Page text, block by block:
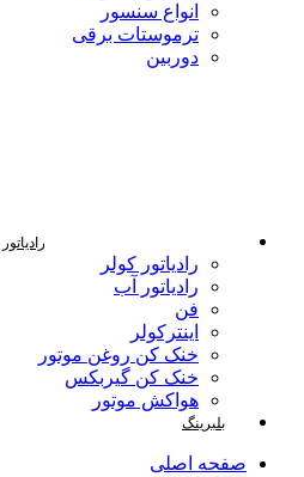
انواع سنسور
ترموستات برقی
دوربین
رادیاتور کولر
رادیاتور آب
فن
اینترکولر
خنک کن روغن موتور
خنک کن گیربکس
هواکش موتور
بلبرینگ
صفحه اصلی